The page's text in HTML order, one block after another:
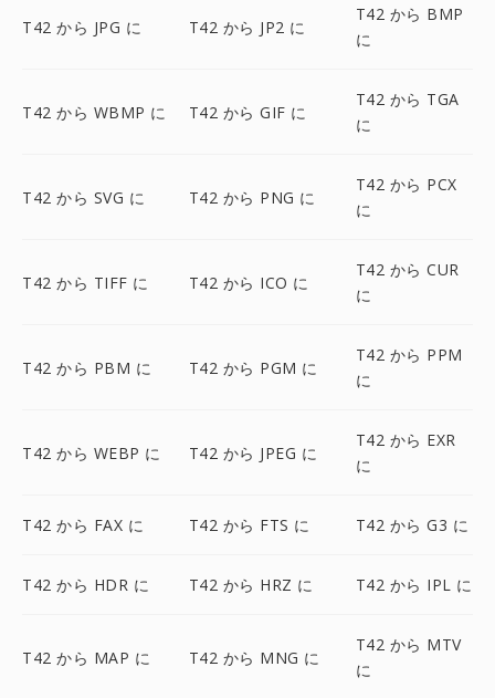
T42 から JPG に T42 から JP2 に
T42 から BMP
に
T42 から WBMP に T42 から GIF に
T42 から TGA
に
T42 から SVG に T42 から PNG に
T42 から PCX
に
T42 から TIFF に T42 から ICO に
T42 から CUR
に
T42 から PBM に T42 から PGM に
T42 から PPM
に
T42 から WEBP に T42 から JPEG に
T42 から EXR
に
T42 から FAX に T42 から FTS に T42 から G3 に
T42 から HDR に T42 から HRZ に T42 から IPL に
T42 から MAP に T42 から MNG に
T42 から MTV
に